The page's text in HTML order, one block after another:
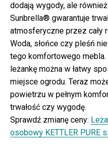
dodają wygody, ale
Sunbrella® gwarantuje
atmosferyczne przez cały
Woda, słońce czy pleśń
tego komfortowego mebla.
leżankę można w łatwy
miejsce ogrodu. Teraz
powietrzu w pełnym
trwałość czy wygodę.⠀
Sprawdź zmianę ceny:
osobowy KETTLER PURE